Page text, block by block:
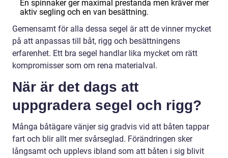
En spinnaker ger maximal prestanda men kräver mer
aktiv segling och en van besättning.
Gemensamt för alla dessa segel är att de vinner mycket
på att anpassas till båt, rigg och besättningens
erfarenhet. Ett bra segel handlar lika mycket om rätt
kompromisser som om rena materialval.
När är det dags att
uppgradera segel och rigg?
Många båtägare vänjer sig gradvis vid att båten tappar
fart och blir allt mer svårseglad. Förändringen sker
långsamt och upplevs ibland som att båten i sig blivit